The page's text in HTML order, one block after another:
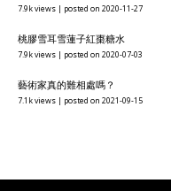
7.9k views | posted on 2020-11-27
桃膠雪耳雪蓮子紅棗糖水
7.9k views | posted on 2020-07-03
藝術家真的難相處嗎？
7.1k views | posted on 2021-09-15